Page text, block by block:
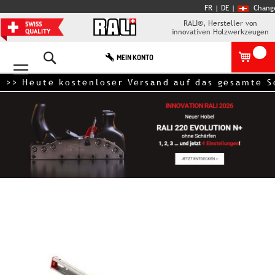
FR | DE |
RALI®, Hersteller von
innovativen Holzwerkzeugen
MEIN KONTO
kostenloser Versand auf das gesamte